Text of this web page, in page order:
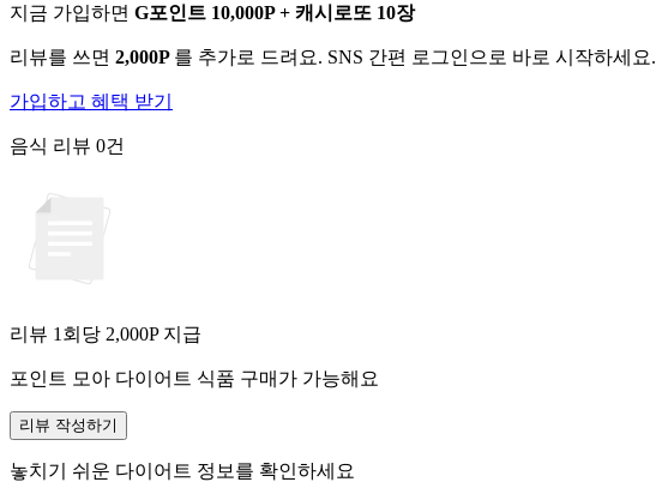
지금 가입하면 G포인트 10,000P + 캐시로또 10장
리뷰를 쓰면 2,000P 를 추가로 드려요. SNS 간편 로그인으로 바로 시작하세요.
가입하고 혜택 받기
음식 리뷰 0건
리뷰 1회당 2,000P 지급
포인트 모아 다이어트 식품 구매가 가능해요
리뷰 작성하기
놓치기 쉬운 다이어트 정보를 확인하세요